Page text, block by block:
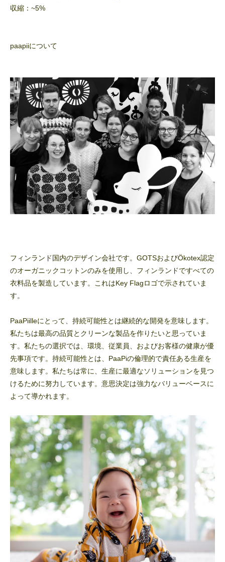
収縮：~5%
paapiiについて
フィンランド国内のデザイン会社です。GOTSおよびÖkotex認定
のオーガニックコットンのみを使用し、フィンランドですべての
衣料品を製造しています。これはKey Flagロゴで示されていま
す。
PaaPiilleにとって、持続可能性とは継続的な開発を意味します。
私たちは最高の品質とクリーンな製品を作りたいと思っていま
す。私たちの選択では、環境、従業員、およびお客様の健康が優
先事項です。持続可能性とは、PaaPiの倫理的で責任ある生産を
意味します。私たちは常に、生産に最適なソリューションを見つ
けるために努力しています。意思決定は強力なバリューベースに
よって導かれます。